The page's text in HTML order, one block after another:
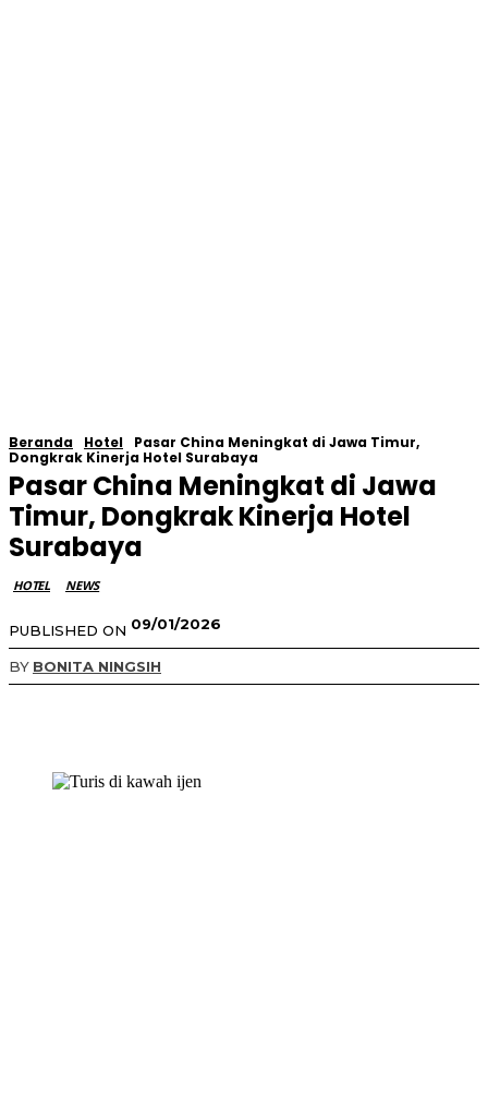
Beranda Hotel
Pasar China Meningkat di Jawa Timur,
Dongkrak Kinerja Hotel Surabaya
Pasar China Meningkat di Jawa
Timur, Dongkrak Kinerja Hotel
Surabaya
HOTEL NEWS
PUBLISHED ON 09/01/2026
BY BONITA NINGSIH